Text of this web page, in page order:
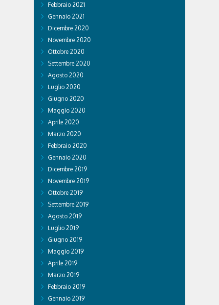
Febbraio 2021
Gennaio 2021
Dicembre 2020
Novembre 2020
Ottobre 2020
Settembre 2020
Agosto 2020
Luglio 2020
Giugno 2020
Maggio 2020
Aprile 2020
Marzo 2020
Febbraio 2020
Gennaio 2020
Dicembre 2019
Novembre 2019
Ottobre 2019
Settembre 2019
Agosto 2019
Luglio 2019
Giugno 2019
Maggio 2019
Aprile 2019
Marzo 2019
Febbraio 2019
Gennaio 2019